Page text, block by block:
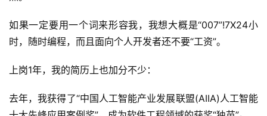
如果一定要用一个词来形容我，我想大概是“007”!7X24小
时，随时编程，而且面向个人开发者还不要“工资”。
上岗1年，我的简历上也加分不少：
去年，我获得了“中国人工智能产业发展联盟(AIIA)人工智能